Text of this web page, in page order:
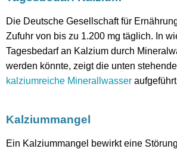
Die Deutsche Gesellschaft für
Zufuhr von bis zu 1.200 mg täglich. In
Tagesbedarf an Kalzium durch
werden könnte, zeigt die unten
kalziumreiche Minerallwasser
Kalziummangel
Ein Kalziummangel bewirkt eine